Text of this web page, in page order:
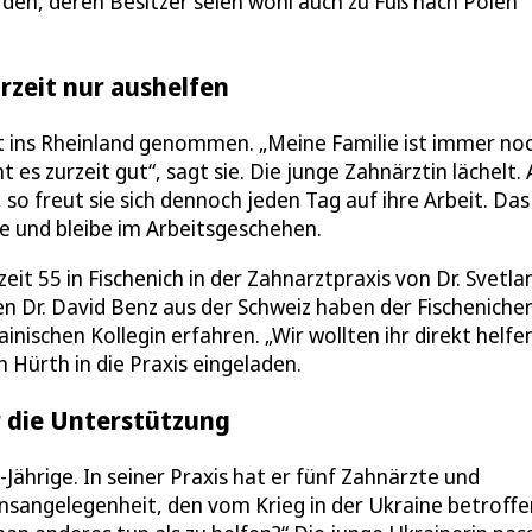
nur aushelfen
Rheinland genommen. „Meine Familie ist immer
es zurzeit gut“, sagt sie. Die junge Zahnärztin lächelt.
freut sie sich dennoch jeden Tag auf ihre Arbeit. Das
und bleibe im Arbeitsgeschehen.
55 in Fischenich in der Zahnarztpraxis von Dr.
David Benz aus der Schweiz haben der Fischenicher
Kollegin erfahren. „Wir wollten ihr direkt
Hürth in die Praxis eingeladen.
die Unterstützung
In seiner Praxis hat er fünf Zahnärzte und
den vom Krieg in der Ukraine